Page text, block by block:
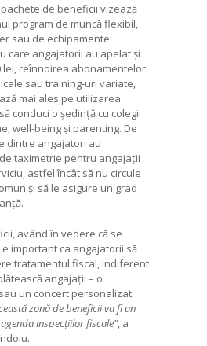
de beneficii vizează
program de muncă flexibil,
sau de echipamente
care angajatorii au apelat și
lei, reînnoirea abonamentelor
sau training-uri variate,
mai ales pe utilizarea
conduci o ședință cu colegii
well-being și parenting. De
dintre angajatori au
taximetrie pentru angajații
astfel încât să nu circule
și să le asigure un grad
având în vedere că se
important ca angajatorii să
tratamentul fiscal, indiferent
angajații – o
un concert personalizat.
zonă de beneficii va fi un
inspecțiilor fiscale”, a